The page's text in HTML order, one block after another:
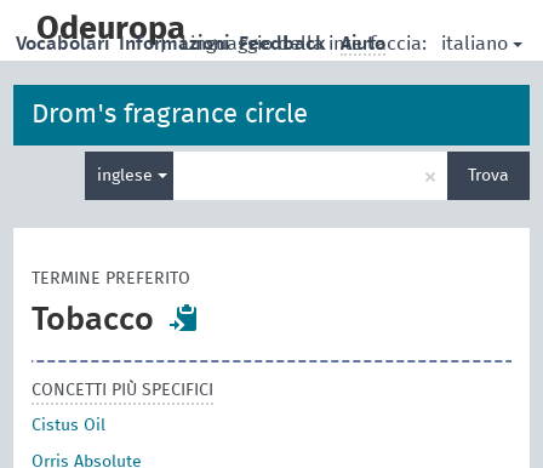
main
Odeuropa
| Linguaggio della interfaccia: italiano
Vocabolari Informazioni Feedback Aiuto
Drom's fragrance circle
inglese
per
ricerca
× Trova
TERMINE PREFERITO
Tobacco
CONCETTI PIÙ SPECIFICI
Cistus Oil
Orris Absolute